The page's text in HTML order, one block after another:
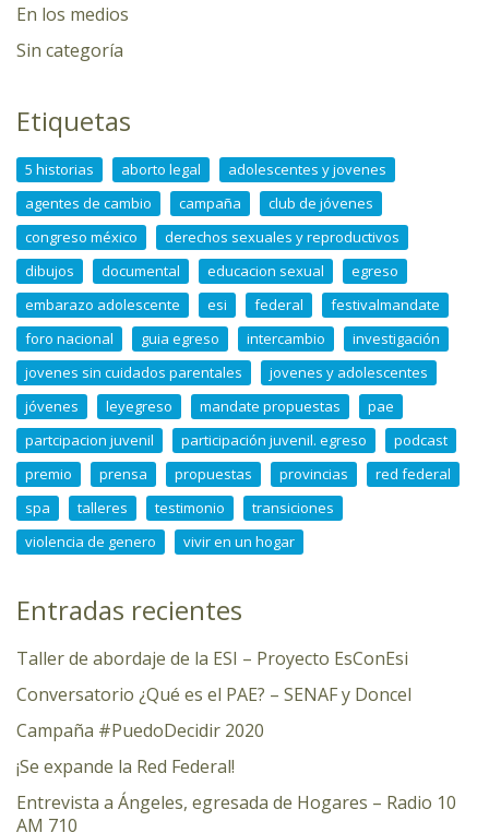
En los medios
Sin categoría
Etiquetas
5 historias aborto legal
adolescentes y jovenes
agentes de cambio
campaña
club de jóvenes
congreso méxico
derechos sexuales y reproductivos
dibujos
documental educacion sexual
egreso
embarazo adolescente
esi federal
festivalmandate
foro nacional
guia egreso intercambio
investigación
jovenes sin cuidados parentales
jovenes y adolescentes
jóvenes
leyegreso mandate propuestas
pae
partcipacion juvenil
participación juvenil. egreso
podcast
premio
prensa propuestas provincias
red federal
spa
talleres testimonio
transiciones
violencia de genero
vivir en un hogar
Entradas recientes
Taller de abordaje de la ESI – Proyecto EsConEsi
Conversatorio ¿Qué es el PAE? – SENAF y Doncel
Campaña #PuedoDecidir 2020
¡Se expande la Red Federal!
Entrevista a Ángeles, egresada de Hogares – Radio 10
AM 710